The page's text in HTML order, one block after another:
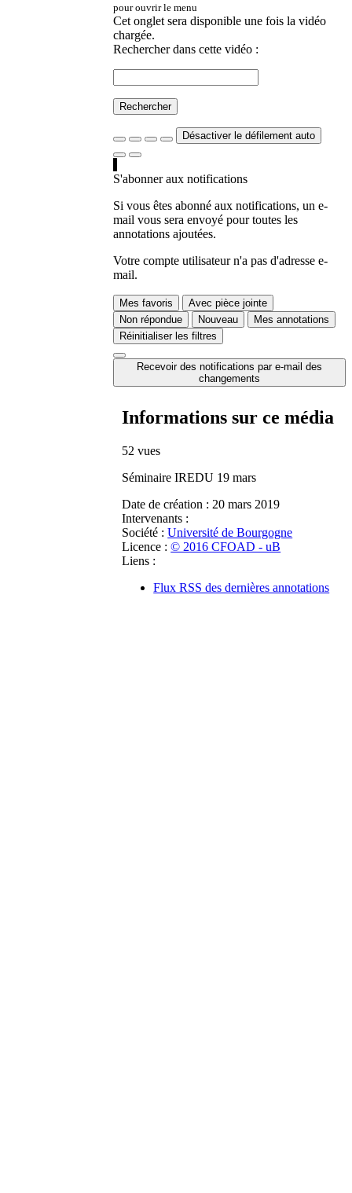
pour ouvrir le menu
Cet onglet sera disponible une fois la vidéo
chargée.
Rechercher dans cette vidéo :
Rechercher
Désactiver le défilement auto
S'abonner aux notifications
Si vous êtes abonné aux notifications, un e-
mail vous sera envoyé pour toutes les
annotations ajoutées.
Votre compte utilisateur n'a pas d'adresse e-
mail.
Mes favoris
Avec pièce jointe
Non répondue
Nouveau
Mes annotations
Réinitialiser les filtres
Recevoir des notifications par e-mail des
changements
Informations sur ce média
52 vues
Séminaire IREDU 19 mars
Date de création : 20 mars 2019
Intervenants :
Société : Université de Bourgogne
Licence : © 2016 CFOAD - uB
Liens :
Flux RSS des dernières annotations